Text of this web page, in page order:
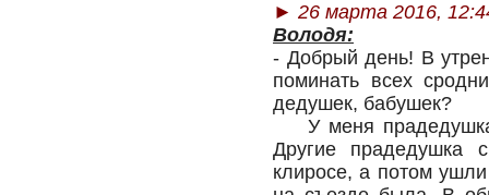
► 26 марта 2016,
Володя:
- Добрый день! В
поминать всех
дедушек, бабушек?
У меня прадедушка
Другие прадедушка
клиросе, а потом